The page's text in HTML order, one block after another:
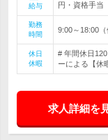
給与
円・資格手
勤務
時間
9:00～18:00（
休日
休暇
# 年間休日
ーによる【
求人詳細を